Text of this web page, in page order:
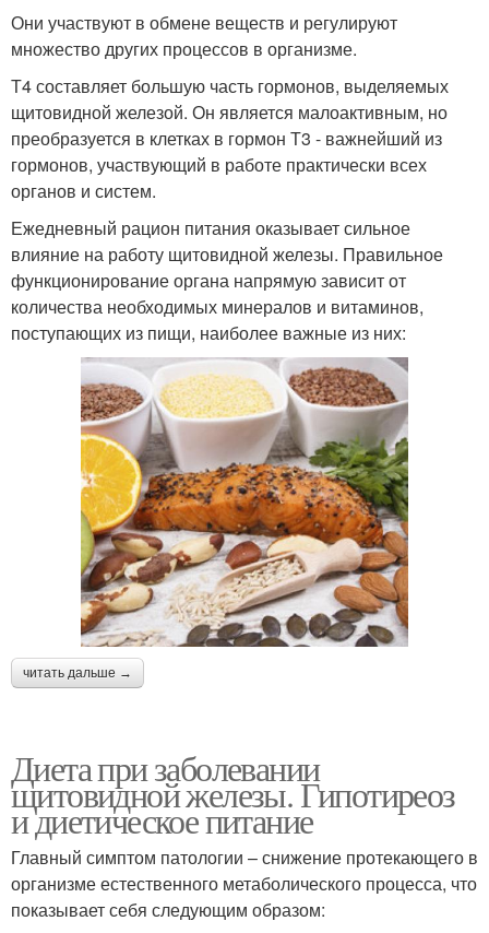
Они участвуют в обмене веществ и регулируют
множество других процессов в организме.
Т4 составляет большую часть гормонов, выделяемых
щитовидной железой. Он является малоактивным, но
преобразуется в клетках в гормон Т3 - важнейший из
гормонов, участвующий в работе практически всех
органов и систем.
Ежедневный рацион питания оказывает сильное
влияние на работу щитовидной железы. Правильное
функционирование органа напрямую зависит от
количества необходимых минералов и витаминов,
поступающих из пищи, наиболее важные из них:
читать дальше →
Диета при заболевании
щитовидной железы. Гипотиреоз
и диетическое питание
Главный симптом патологии – снижение протекающего в
организме естественного метаболического процесса, что
показывает себя следующим образом: